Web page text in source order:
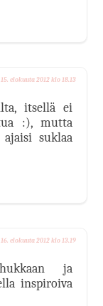
15. elokuuta 2012 klo 18.13
itsellä ei
:), mutta
ajaisi suklaa
16. elokuuta 2012 klo 13.19
ja
inspiroiva